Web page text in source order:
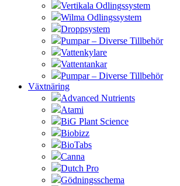
Vertikala Odlingssystem
Wilma Odlingssystem
Droppsystem
Pumpar – Diverse Tillbehör
Vattenkylare
Vattentankar
Pumpar – Diverse Tillbehör
Växtnäring
Advanced Nutrients
Atami
BiG Plant Science
Biobizz
BioTabs
Canna
Dutch Pro
Gödningsschema